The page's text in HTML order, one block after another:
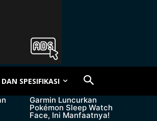
SPESIFIKASI
Garmin Luncurkan
Pokémon Sleep Watch
Face, Ini Manfaatnya!